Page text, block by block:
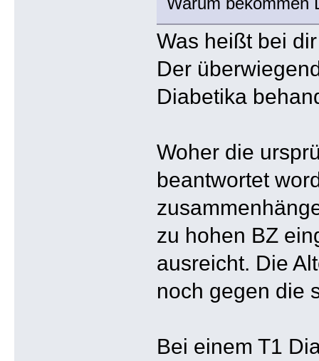
Was heißt bei
Der
Diabetika
Woher die
beantwortet
zu hohen BZ
ausreicht. Die
noch gegen die
Bei einem T1